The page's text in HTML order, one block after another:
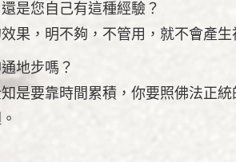
是您自己有這種經驗？
果，明不夠，不管用，就不會產
地步嗎？
是要靠時間累積，你要照佛法正